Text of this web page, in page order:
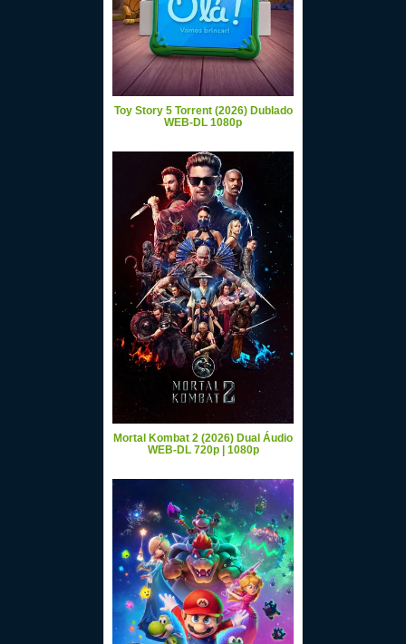
Toy Story 5 Torrent (2026) Dublado
WEB-DL 1080p
Mortal Kombat 2 (2026) Dual Áudio
WEB-DL 720p | 1080p